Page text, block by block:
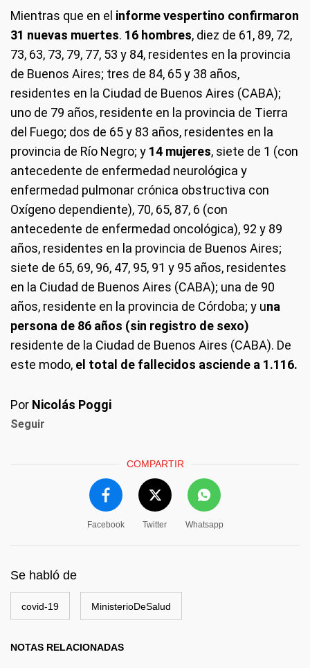
Mientras que en el informe vespertino confirmaron
31 nuevas muertes. 16 hombres, diez de 61, 89, 72,
73, 63, 73, 79, 77, 53 y 84, residentes en la provincia
de Buenos Aires; tres de 84, 65 y 38 años,
residentes en la Ciudad de Buenos Aires (CABA);
uno de 79 años, residente en la provincia de Tierra
del Fuego; dos de 65 y 83 años, residentes en la
provincia de Río Negro; y 14 mujeres, siete de 1 (con
antecedente de enfermedad neurológica y
enfermedad pulmonar crónica obstructiva con
Oxígeno dependiente), 70, 65, 87, 6 (con
antecedente de enfermedad oncológica), 92 y 89
años, residentes en la provincia de Buenos Aires;
siete de 65, 69, 96, 47, 95, 91 y 95 años, residentes
en la Ciudad de Buenos Aires (CABA); una de 90
años, residente en la provincia de Córdoba; y una
persona de 86 años (sin registro de sexo)
residente de la Ciudad de Buenos Aires (CABA). De
este modo, el total de fallecidos asciende a 1.116.
Por Nicolás Poggi
Seguir
COMPARTIR
Facebook Twitter Whatsapp
Se habló de
covid-19 MinisterioDeSalud
NOTAS RELACIONADAS